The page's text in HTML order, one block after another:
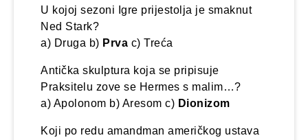
U kojoj sezoni Igre prijestolja je smaknut
Ned Stark?
a) Druga b) Prva c) Treća
Antička skulptura koja se pripisuje
Praksitelu zove se Hermes s malim…?
a) Apolonom b) Aresom c) Dionizom
Koji po redu amandman američkog ustava